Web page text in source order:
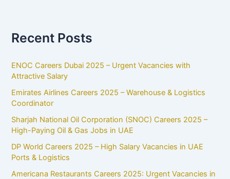
Recent Posts
ENOC Careers Dubai 2025 – Urgent Vacancies with
Attractive Salary
Emirates Airlines Careers 2025 – Warehouse & Logistics
Coordinator
Sharjah National Oil Corporation (SNOC) Careers 2025 –
High-Paying Oil & Gas Jobs in UAE
DP World Careers 2025 – High Salary Vacancies in UAE
Ports & Logistics
Americana Restaurants Careers 2025: Urgent Vacancies in